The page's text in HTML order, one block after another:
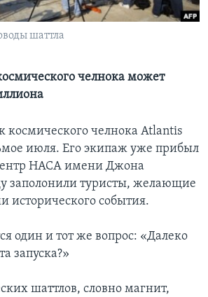
шаттла
челнока может
космического челнока Atlantis
июля. Его экипаж уже прибыл
НАСА имени Джона
заполонили туристы, желающие
исторического события.
один и тот же вопрос: «Далеко
запуска?»
шаттлов, словно магнит,